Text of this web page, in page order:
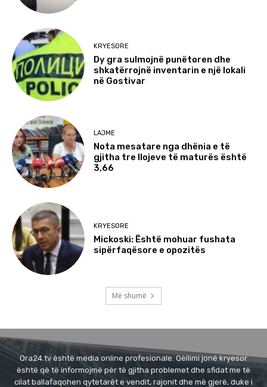
KRYESORE
Dy gra sulmojnë punëtoren dhe
shkatërrojnë inventarin e një lokali
në Gostivar
LAJME
Nota mesatare nga dhënia e të
gjitha tre llojeve të maturës është
3,66
KRYESORE
Mickoski: Është mohuar fushata
sipërfaqësore e opozitës
Më shumë
Ora24.tv është media online profesionale. Qëllimi jonë kryesor
është që të informojmë për të gjitha problemet dhe sfidat me të
cilat ballafaqohen qytetarët e vendit, rajonit dhe më gjerë, duke i